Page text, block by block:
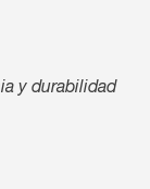
y durabilidad